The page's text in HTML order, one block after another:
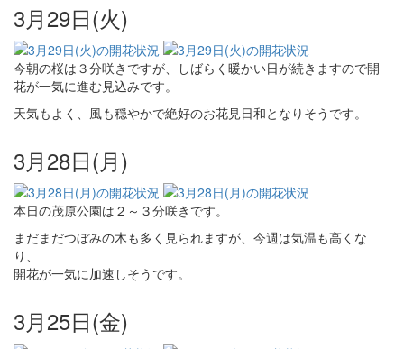
3月29日(火)
今朝の桜は３分咲きですが、しばらく暖かい日が続きますので開
花が一気に進む見込みです。
天気もよく、風も穏やかで絶好のお花見日和となりそうです。
3月28日(月)
本日の茂原公園は２～３分咲きです。
まだまだつぼみの木も多く見られますが、今週は気温も高くな
り、
開花が一気に加速しそうです。
3月25日(金)